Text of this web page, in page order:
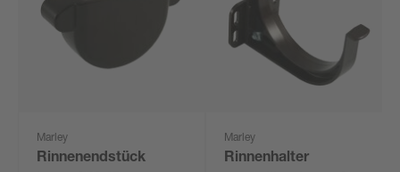
Marley
Rinnenendstück
Marley
Rinnenhalter